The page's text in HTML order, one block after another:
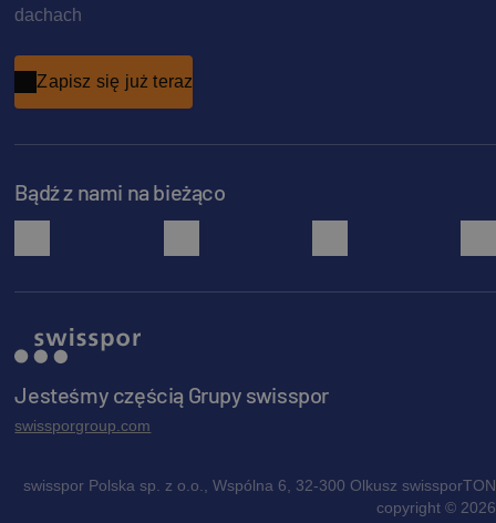
dachach
Zapisz się już teraz
Bądź z nami na bieżąco
facebook instagram pinterest
Jesteśmy częścią Grupy swisspor
swissporgroup.com
swisspor Polska sp. z o.o., Wspólna 6, 32-300 Olkusz swissporTON
copyright © 2026